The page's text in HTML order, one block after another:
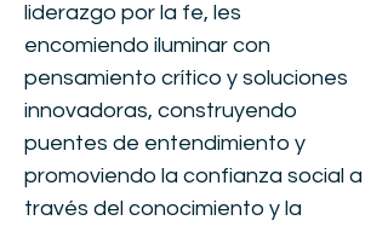
liderazgo por la fe, les
encomiendo iluminar con
pensamiento crítico y soluciones
innovadoras, construyendo
puentes de entendimiento y
promoviendo la confianza social a
través del conocimiento y la